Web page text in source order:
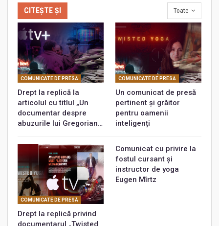
Toate
CITEȘTE ȘI
COMUNICATE DE PRESĂ
Drept la replică la
articolul cu titlul „Un
documentar despre
abuzurile lui Gregorian…
COMUNICATE DE PRESĂ
Un comunicat de presă
pertinent și grăitor
pentru oamenii
inteligenți
COMUNICATE DE PRESĂ
Drept la replică privind
documentarul „Twisted
Comunicat cu privire la
fostul cursant și
instructor de yoga
Eugen Mîrtz